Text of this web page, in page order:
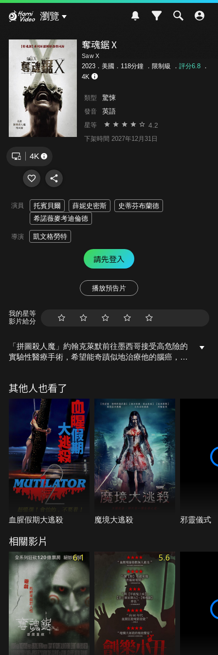
瀏覽
奪魂鋸 X
Saw X
2023．美國．118分鐘 ． 限制級 ． 評分6.8．
4K
類型 驚悚
發音 英語
星等 4.2
下架時間 2027年12月31日
演員 托賓貝爾 薛妮史密斯
史蒂芬布蘭德
希諾薇麥考迪倫德
導演 凱文格勞特
請先登入
播放預告片
我的星等
影片給分
「拼圖殺人魔」約翰克萊默前往墨西哥接受高危險的
實驗性醫療手術，希望能奇蹟似地治療他的腦癌，結
團最殘酷的報復……。
其他人也看了
血腥假期大逃殺 魔境大逃殺 邪靈儀式
相關影片
6.1 5.6